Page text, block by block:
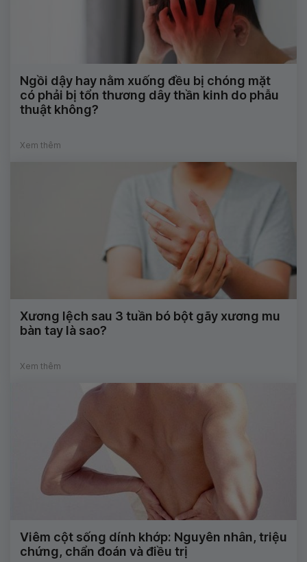
Ngồi dậy hay nằm xuống đều bị chóng mặt
có phải bị tổn thương dây thần kinh do phẫu
thuật không?
Xem thêm
Xương lệch sau 3 tuần bó bột gãy xương mu
bàn tay là sao?
Xem thêm
Viêm cột sống dính khớp: Nguyên nhân, triệu
chứng, chẩn đoán và điều trị